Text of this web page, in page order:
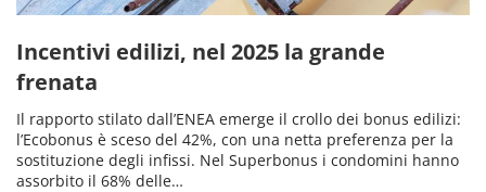
Incentivi edilizi, nel 2025 la grande
frenata
Il rapporto stilato dall’ENEA emerge il crollo dei bonus edilizi:
l’Ecobonus è sceso del 42%, con una netta preferenza per la
sostituzione degli infissi. Nel Superbonus i condomini hanno
assorbito il 68% delle…